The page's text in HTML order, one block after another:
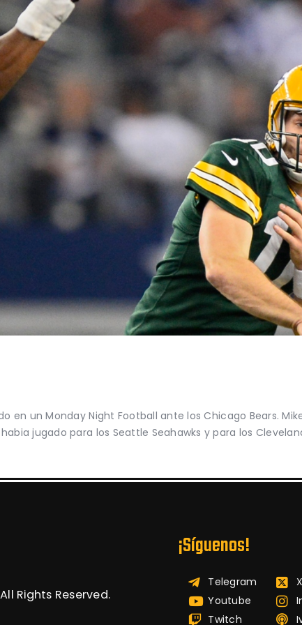
en un Monday Night Football ante los Chicago Bears.
jugado para los Seattle Seahawks y para los
Rights Reserved.
¡Síguenos!
Telegram
Youtube
Twitch
X